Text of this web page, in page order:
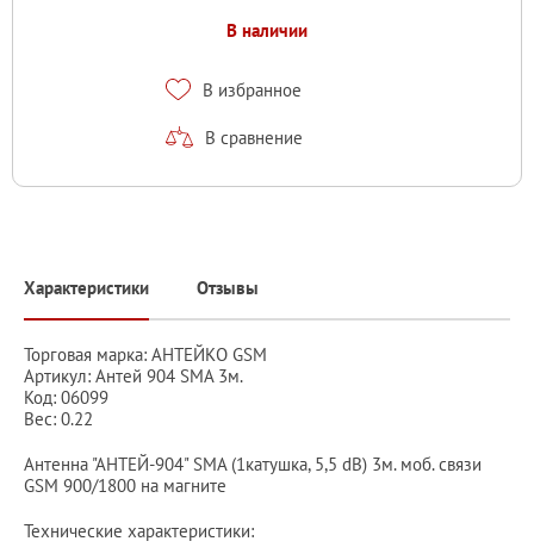
В наличии
В избранное
В сравнение
Характеристики Отзывы
Торговая марка: АНТЕЙКО GSM
Артикул: Антей 904 SMA 3м.
Код: 06099
Вес: 0.22
Антенна "АНТЕЙ-904" SMA (1катушка, 5,5 dB) 3м. моб. связи
GSM 900/1800 на магните
Технические характеристики: